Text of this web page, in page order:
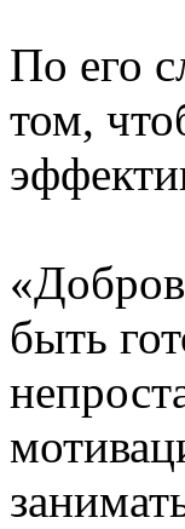
По его
том,
быть